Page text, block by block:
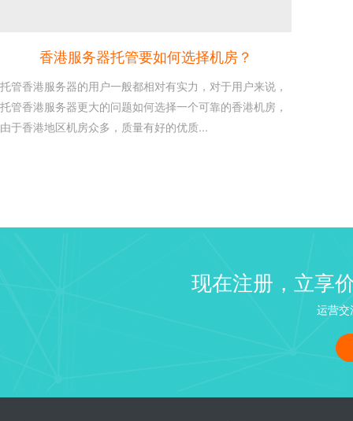
香港服务器托管要如何选择机房？
托管香港服务器的用户一般都相对有实力，对于用户来说，
托管香港服务器更大的问题如何选择一个可靠的香港机房，
由于香港地区机房众多，质量有好的优质...
2020-10
这是每个使用windows服务器
识，本文章介绍win...
linux修改管理员密码、
使用linux能节省成本和后期
现在注册，立享
运营交